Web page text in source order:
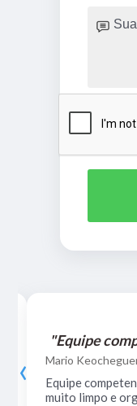
"Equipe
Mario
Equipe
muito limpo e
‹